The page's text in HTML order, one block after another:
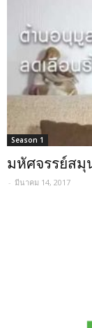
Season 1
มหัศจรรย์สมุ
- มีนาคม 14, 2017